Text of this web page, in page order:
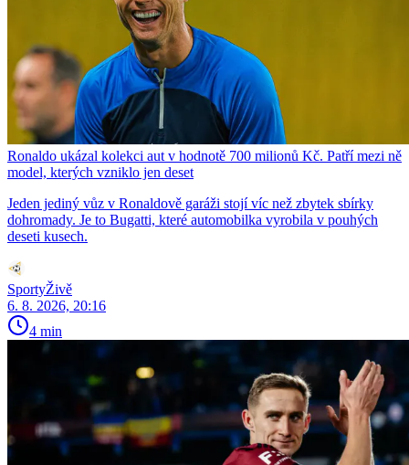
Ronaldo ukázal kolekci aut v hodnotě 700 milionů Kč. Patří mezi ně
model, kterých vzniklo jen deset
Jeden jediný vůz v Ronaldově garáži stojí víc než zbytek sbírky
dohromady. Je to Bugatti, které automobilka vyrobila v pouhých
deseti kusech.
SportyŽivě
6. 8. 2026, 20:16
4 min